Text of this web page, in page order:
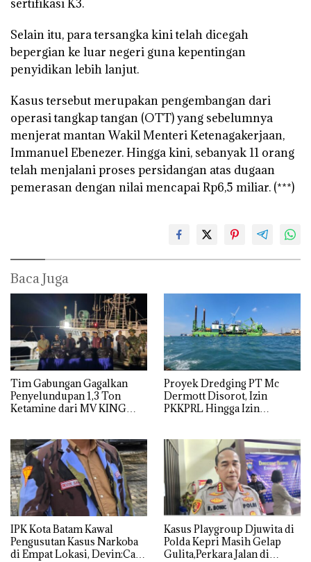
sertifikasi K3.
Selain itu, para tersangka kini telah dicegah
bepergian ke luar negeri guna kepentingan
penyidikan lebih lanjut.
Kasus tersebut merupakan pengembangan dari
operasi tangkap tangan (OTT) yang sebelumnya
menjerat mantan Wakil Menteri Ketenagakerjaan,
Immanuel Ebenezer. Hingga kini, sebanyak 11 orang
telah menjalani proses persidangan atas dugaan
pemerasan dengan nilai mencapai Rp6,5 miliar. (***)
Baca Juga
Tim Gabungan Gagalkan
Penyelundupan 1,3 Ton
Ketamine dari MV KING
Proyek Dredging PT Mc
Dermott Disorot, Izin
PKKPRL Hingga Izin
IPK Kota Batam Kawal
Pengusutan Kasus Narkoba
di Empat Lokasi, Devin:Cari
Kasus Playgroup Djuwita di
Polda Kepri Masih Gelap
Gulita,Perkara Jalan di